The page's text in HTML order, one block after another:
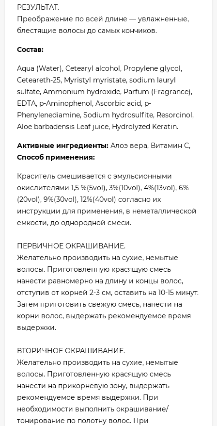
РЕЗУЛЬТАТ.
Преображение по всей длине — увлажненные,
блестящие волосы до самых кончиков.
Состав:
Aqua (Water), Cetearyl alcohol, Propylene glycol,
Ceteareth-25, Myristyl myristate, sodium lauryl
sulfate, Ammonium hydroxide, Parfum (Fragrance),
EDTA, p-Aminophenol, Ascorbic acid, p-
Phenylenediamine, Sodium hydrosulfite, Resorcinol,
Aloe barbadensis Leaf juice, Hydrolyzed Keratin.
Активные ингредиенты: Алоэ вера, Витамин С,
Способ применения:
Краситель смешивается с эмульсионными
окислителями 1,5 %(5vol), 3%(10vol), 4%(13vol), 6%
(20vol), 9%(30vol), 12%(40vol) согласно их
инструкции для применения, в неметаллической
емкости, до однородной смеси.
ПЕРВИЧНОЕ ОКРАШИВАНИЕ.
Желательно производить на сухие, немытые
волосы. Приготовленную красящую смесь
нанести равномерно на длину и концы волос,
отступив от корней 2-3 см, оставить на 10-15 минут.
Затем приготовить свежую смесь, нанести на
корни волос, выдержать рекомендуемое время
выдержки.
ВТОРИЧНОЕ ОКРАШИВАНИЕ.
Желательно производить на сухие, немытые
волосы. Приготовленную красящую смесь
нанести на прикорневую зону, выдержать
рекомендуемое время выдержки. При
необходимости выполнить окрашивание/
тонирование по полотну волос. При